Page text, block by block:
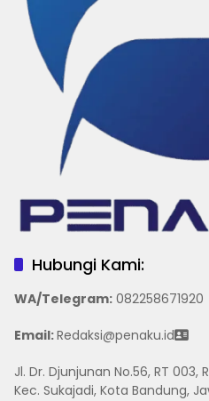
Hubungi Kami:
WA/Telegram: 082258671920
Email:Redaksi@penaku.id
Jl. Dr. Djunjunan No.56, RT 003,
Kec. Sukajadi, Kota Bandung,